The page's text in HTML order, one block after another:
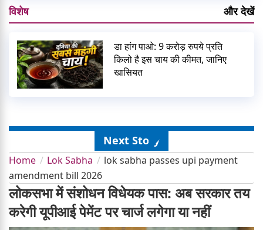
विशेष और देखें
डा हांग पाओ: 9 करोड़ रुपये प्रति
किलो है इस चाय की कीमत, जानिए
खासियत
Next Story
Home Lok Sabha
lok sabha passes upi payment
amendment bill 2026
लोकसभा में संशोधन विधेयक पास: अब सरकार तय
करेगी यूपीआई पेमेंट पर चार्ज लगेगा या नहीं